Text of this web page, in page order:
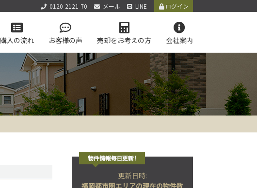
0120-2121-70 メール LINE ログイン
購入の流れ お客様の声 売却をお考えの方 会社案内
アクセス
お知らせ
お問い合わせ
サイトマップ
個人情報保護方針
更新日時:
福岡都市圏エリアの現在の物件数